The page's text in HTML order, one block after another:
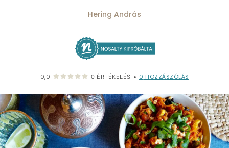
Hering András
0,0 0 ÉRTÉKELÉS • 0 HOZZÁSZÓLÁS